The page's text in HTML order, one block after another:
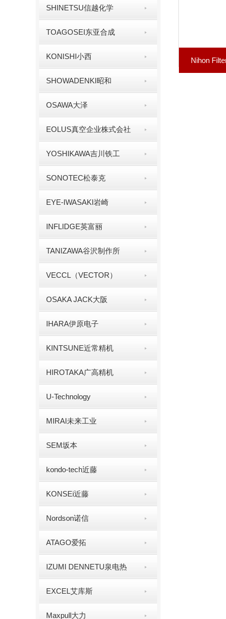
SHINETSU信越化学
TOAGOSEI东亚合成
KONISHI小西
SHOWADENKI昭和
OSAWA大泽
EOLUS真空企业株式会社
YOSHIKAWA吉川铁工
SONOTEC松泰克
EYE-IWASAKI岩崎
INFLIDGE英富丽
TANIZAWA谷沢制作所
VECCL（VECTOR）
OSAKA JACK大阪
IHARA伊原电子
KINTSUNE近常精机
HIROTAKA广高精机
U-Technology
MIRAI未来工业
SEM坂本
kondo-tech近藤
KONSEi近藤
Nordson诺信
ATAGO爱拓
IZUMI DENNETU泉电热
EXCEL艾库斯
Maxpull大力
Nihon